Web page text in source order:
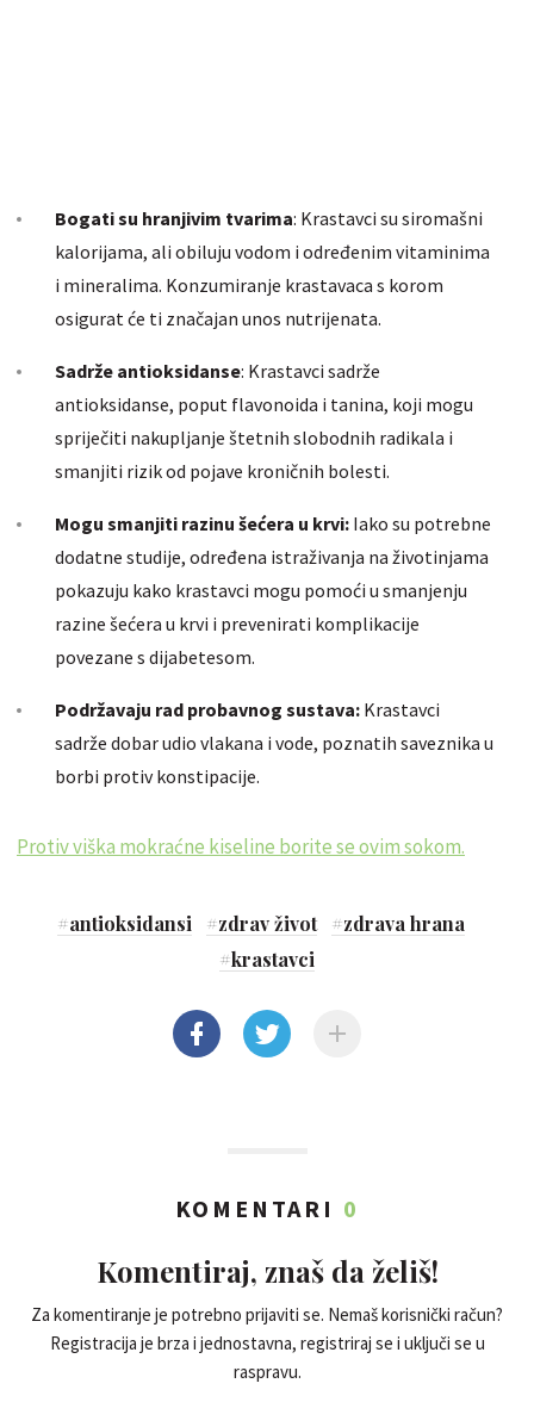
Bogati su hranjivim tvarima: Krastavci su siromašni
kalorijama, ali obiluju vodom i određenim vitaminima
i mineralima. Konzumiranje krastavaca s korom
osigurat će ti značajan unos nutrijenata.
Sadrže antioksidanse: Krastavci sadrže
antioksidanse, poput flavonoida i tanina, koji mogu
spriječiti nakupljanje štetnih slobodnih radikala i
smanjiti rizik od pojave kroničnih bolesti.
Mogu smanjiti razinu šećera u krvi: Iako su potrebne
dodatne studije, određena istraživanja na životinjama
pokazuju kako krastavci mogu pomoći u smanjenju
razine šećera u krvi i prevenirati komplikacije
povezane s dijabetesom.
Podržavaju rad probavnog sustava: Krastavci
sadrže dobar udio vlakana i vode, poznatih saveznika u
borbi protiv konstipacije.
Protiv viška mokraćne kiseline borite se ovim sokom.
#antioksidansi #zdrav život #zdrava hrana
#krastavci
KOMENTARI 0
Komentiraj, znaš da želiš!
Za komentiranje je potrebno prijaviti se. Nemaš korisnički račun?
Registracija je brza i jednostavna, registriraj se i uključi se u
raspravu.